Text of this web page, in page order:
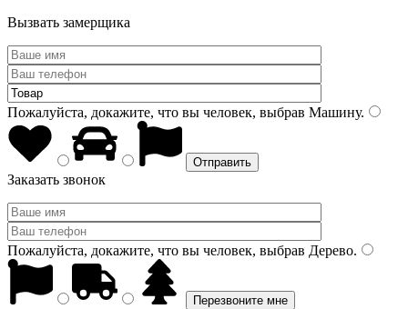
Вызвать замерщика
Пожалуйста, докажите, что вы человек, выбрав Машину.
Заказать звонок
Пожалуйста, докажите, что вы человек, выбрав Дерево.